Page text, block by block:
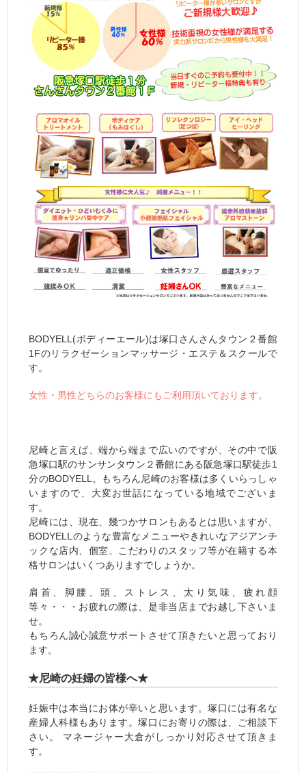
BODYELL(ボディーエール)は塚口さんさんタウン２番館
1Fのリラクゼーションマッサージ・エステ＆スクールで
す。
女性・男性どちらのお客様にもご利用頂いております。
尼崎と言えば、端から端まで広いのですが、その中で阪
急塚口駅のサンサンタウン２番館にある阪急塚口駅徒歩1
分のBODYELL。もちろん尼崎のお客様は多くいらっしゃ
いますので、大変お世話になっている地域でございま
す。
尼崎には、現在、幾つかサロンもあるとは思いますが、
BODYELLのような豊富なメニューやきれいなアジアンチ
ックな店内、個室、こだわりのスタッフ等が在籍する本
格サロンはいくつありますでしょうか。
肩首、脚腰、頭、ストレス、太り気味、疲れ顔
等々・・・お疲れの際は、是非当店までお越し下さいま
せ。
もちろん誠心誠意サポートさせて頂きたいと思っており
ます。
★尼崎の妊婦の皆様へ★
妊娠中は本当にお体が辛いと思います。塚口には有名な
産婦人科様もあります。塚口にお寄りの際は、ご相談下
さい。 マネージャー大倉がしっかり対応させて頂きま
す。